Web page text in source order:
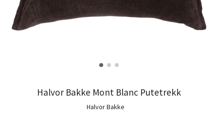
Halvor Bakke Mont Blanc Putetrekk
Halvor Bakke